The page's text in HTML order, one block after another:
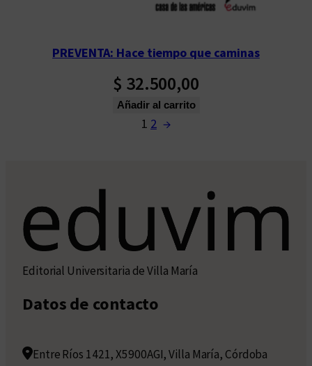
PREVENTA: Hace tiempo que caminas
$ 32.500,00
Añadir al carrito
1 2 →
Editorial Universitaria de Villa María
Datos de contacto
Entre Ríos 1421, X5900AGI, Villa María, Córdoba